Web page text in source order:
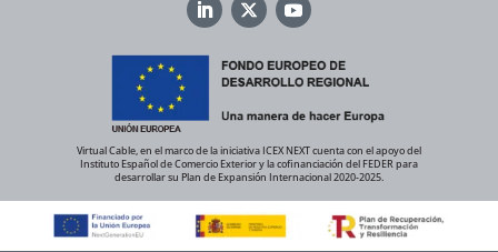
Virtual Cable, en el marco de la iniciativa ICEX NEXT cuenta con el apoyo del
Instituto Español de Comercio Exterior y la cofinanciación del FEDER para
desarrollar su Plan de Expansión Internacional 2020-2025.